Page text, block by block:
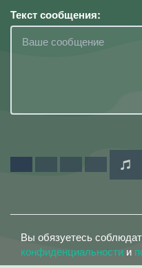
Текст сообщения:
Вы обязуетесь
конфиденциальности и